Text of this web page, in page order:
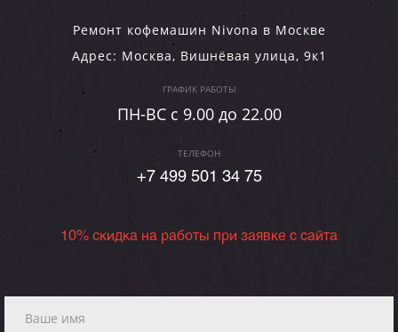
Ремонт кофемашин Nivona в Москве
Адрес: Москва, Вишнёвая улица, 9к1
ГРАФИК РАБОТЫ
ПН-ВC c 9.00 до 22.00
ТЕЛЕФОН
+7 499 501 34 75
10% скидка на работы при заявке с сайта